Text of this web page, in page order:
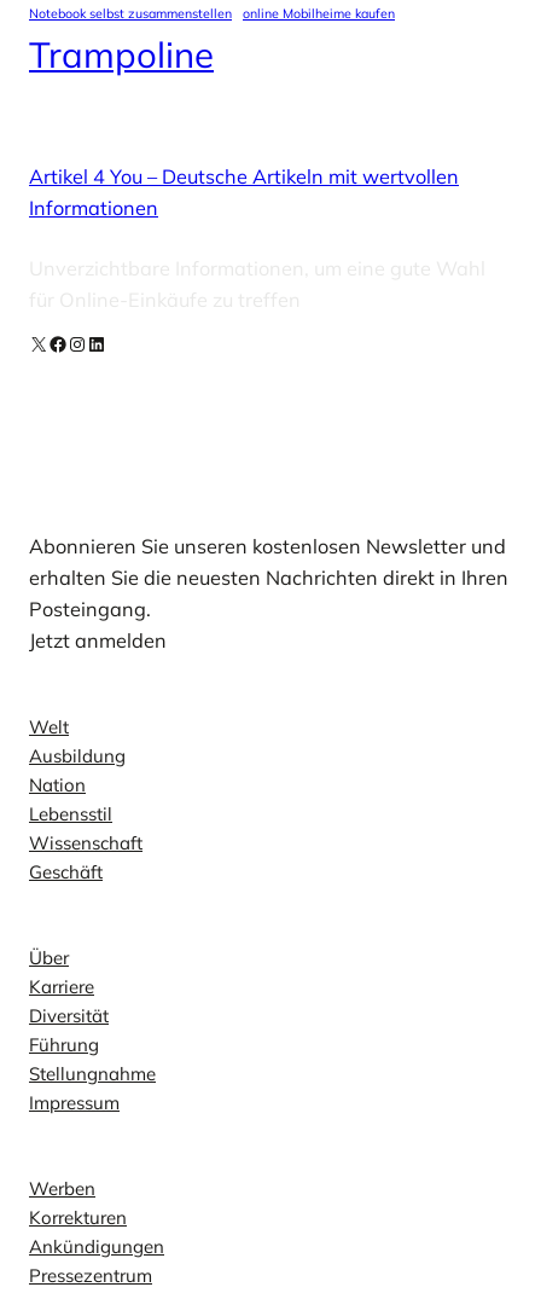
Notebook selbst zusammenstellen online Mobilheime kaufen
Trampoline
Artikel 4 You – Deutsche Artikeln mit wertvollen
Informationen
Unverzichtbare Informationen, um eine gute Wahl
für Online-Einkäufe zu treffen
X Facebook
Instagram
LinkedIn
Abonnieren Sie unseren kostenlosen Newsletter und
erhalten Sie die neuesten Nachrichten direkt in Ihren
Posteingang.
Jetzt anmelden
Welt
Ausbildung
Nation
Lebensstil
Wissenschaft
Geschäft
Über
Karriere
Diversität
Führung
Stellungnahme
Impressum
Werben
Korrekturen
Ankündigungen
Pressezentrum